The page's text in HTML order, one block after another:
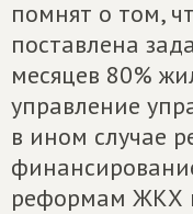
помнят о том,
поставлена
месяцев 80%
управление
в ином случае
реформам ЖКХ